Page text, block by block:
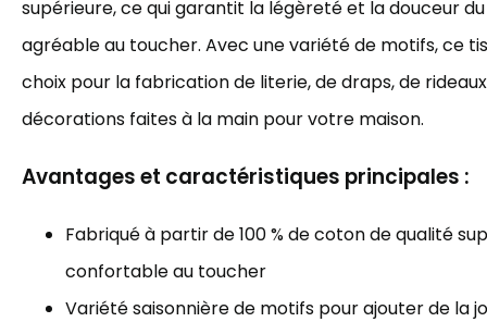
supérieure, ce qui garantit la légèreté et la douceur
agréable au toucher. Avec une variété de motifs, ce
choix pour la fabrication de literie, de draps, de
décorations faites à la main pour votre maison.
Avantages et caractéristiques principales :
Fabriqué à partir de 100 % de coton de qualité
confortable au toucher
Variété saisonnière de motifs pour ajouter de la